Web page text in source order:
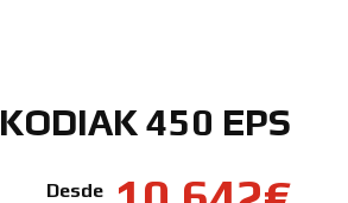
KODIAK 450 EPS
Desde